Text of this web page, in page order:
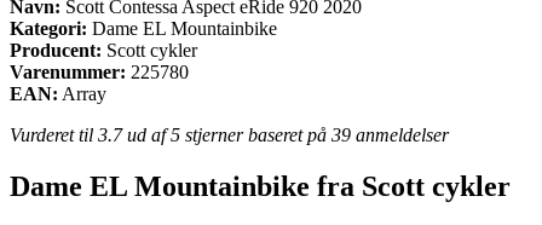
Navn: Scott Contessa Aspect eRide 920 2020
Kategori: Dame EL Mountainbike
Producent: Scott cykler
Varenummer: 225780
EAN: Array
Vurderet til 3.7ud af 5 stjerner baseret på 39 anmeldelser
Dame EL Mountainbike fra Scott cykler